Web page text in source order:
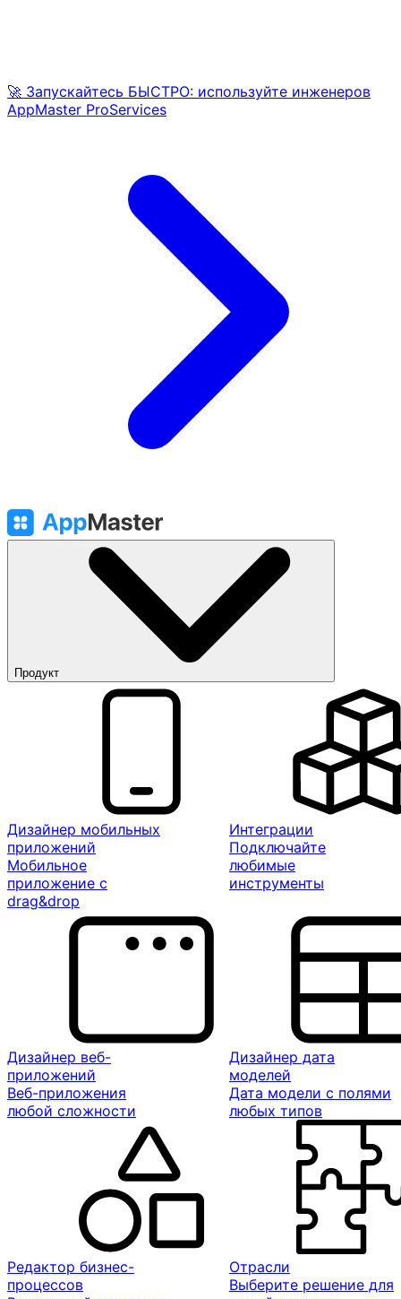
🚀 Запускайтесь БЫСТРО: используйте инженеров
AppMaster ProServices
Продукт
Дизайнер мобильных
приложений
Мобильное
приложение с
drag&drop
Интеграции
Подключайте
любимые
инструменты
Дизайнер веб-
приложений
Веб-приложения
любой сложности
Дизайнер дата
моделей
Дата модели с полями
любых типов
Редактор бизнес-
процессов
Отрасли
Выберите решение для